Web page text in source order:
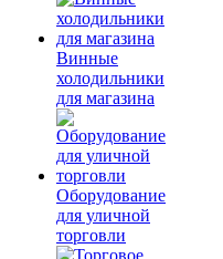
Винные
холодильники
для магазина
Оборудование
для уличной
торговли